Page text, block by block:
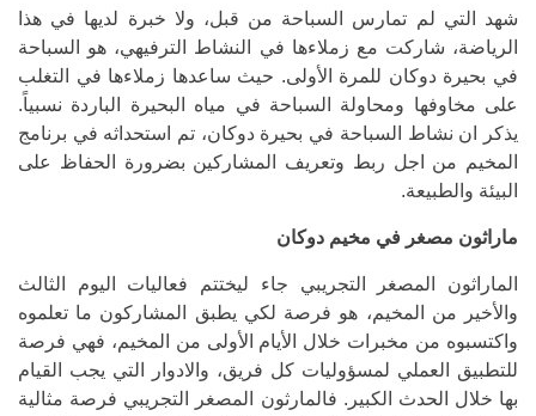
شهد التي لم تمارس السباحة من قبل، ولا خبرة لديها في هذا
الرياضة، شاركت مع زملاءها في النشاط الترفيهي، هو السباحة
في بحيرة دوكان للمرة الأولى. حيث ساعدها زملاءها في التغلب
على مخاوفها ومحاولة السباحة في مياه البحيرة الباردة نسبياً.
يذكر ان نشاط السباحة في بحيرة دوكان، تم استحداثه في برنامج
المخيم من اجل ربط وتعريف المشاركين بضرورة الحفاظ على
البيئة والطبيعة.
ماراثون مصغر في مخيم دوكان
الماراثون المصغر التجريبي جاء ليختتم فعاليات اليوم الثالث
والأخير من المخيم، هو فرصة لكي يطبق المشاركون ما تعلموه
واكتسبوه من مخبرات خلال الأيام الأولى من المخيم، فهي فرصة
للتطبيق العملي لمسؤوليات كل فريق، والادوار التي يجب القيام
بها خلال الحدث الكبير. فالمارثون المصغر التجريبي فرصة مثالية